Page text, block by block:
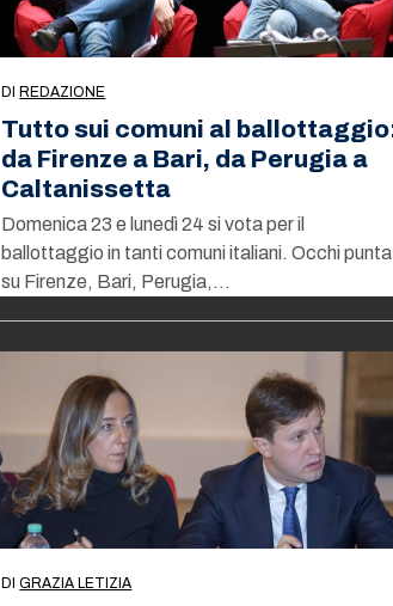
DI REDAZIONE
Tutto sui comuni al
da Firenze a Bari, da Perugia a
Caltanissetta
Domenica 23 e lunedì 24 si vota per il
ballottaggio in tanti comuni italiani. Occhi
su Firenze, Bari, Perugia,…
DIGRAZIA LETIZIA